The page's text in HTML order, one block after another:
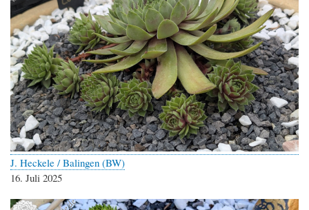
J. Heckele / Balingen (BW)
16. Juli 2025